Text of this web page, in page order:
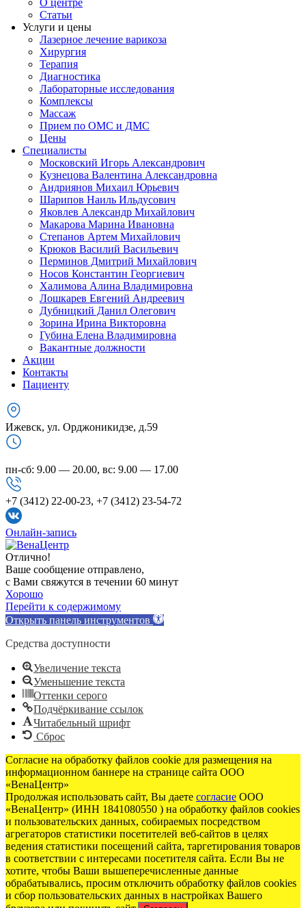
Статьи
Услуги и цены
Лазерное лечение варикоза
Хирургия
Терапия
Диагностика
Лабораторные исследования
Комплексы
Массаж
Прием по ОМС и ДМС
Цены
Специалисты
Московский Игорь Александрович
Кузнецова Валентина Александровна
Андриянов Михаил Юрьевич
Шарипов Наиль Ильдусович
Яковлев Александр Михайлович
Макарова Марина Ивановна
Степанов Артем Михайлович
Крюков Василий Васильевич
Перминов Дмитрий Михайлович
Носов Константин Георгиевич
Халимова Алина Владимировна
Лошкарев Евгений Андреевич
Дубницкий Данил Олегович
Зорина Ирина Викторовна
Губина Елена Владимировна
Вакантные должности
Акции
Контакты
Пациенту
Ижевск, ул. Орджоникидзе, д.59
пн-сб: 9.00 — 20.00, вс: 9.00 — 17.00
+7 (3412) 22-00-23, +7 (3412) 23-54-72
Онлайн-запись
Отлично!
Ваше сообщение отправлено,
с Вами свяжутся в течении 60 минут
Хорошо
Перейти к содержимому
Открыть панель инструментов
Средства доступности
Увеличение текста
Уменьшение текста
Оттенки серого
Подчёркивание ссылок
Читабельный шрифт
Сброс
Согласие на обработку файлов cookie для размещения на
информационном баннере на странице сайта ООО
«ВенаЦентр»
Продолжая использовать сайт, Вы даете согласие ООО
«ВенаЦентр» (ИНН 1841080550 ) на обработку файлов cookies
и пользовательских данных, собираемых посредством
агрегаторов статистики посетителей веб-сайтов в целях
ведения статистики посещений сайта, таргетирования товаров
в соответствии с интересами посетителя сайта. Если Вы не
хотите, чтобы Ваши вышеперечисленные данные
обрабатывались, просим отключить обработку файлов cookies
и сбор пользовательских данных в настройках Вашего